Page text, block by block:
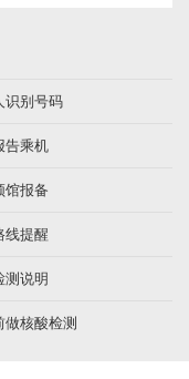
识别号码
告乘机
馆报备
线提醒
测说明
做核酸检测